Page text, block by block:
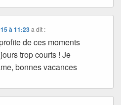
à 11:23 a dit :
de ces moments
trop courts ! Je
bonnes vacances